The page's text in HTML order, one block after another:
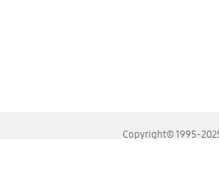
Copyright© 1995-